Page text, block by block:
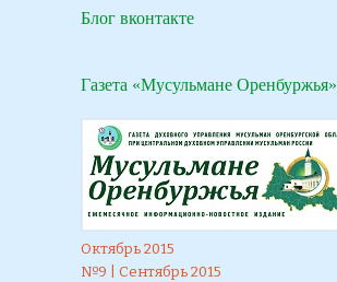
Блог вконтакте
Газета «Мусульмане Оренбуржья»
Октябрь 2015
№9 | Сентябрь 2015